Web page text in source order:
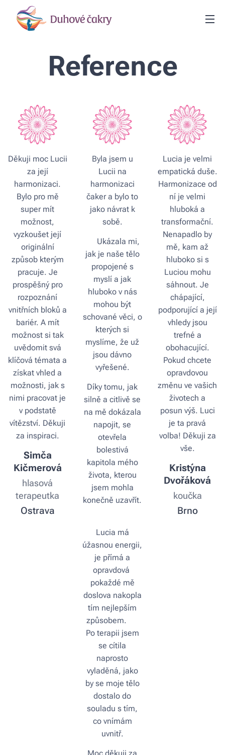
Reference
Děkuji moc Lucii
za její
harmonizaci.
Bylo pro mě
super mít
možnost,
vyzkoušet její
originální
způsob kterým
pracuje. Je
prospěšný pro
rozpoznání
vnitřních bloků a
bariér. A mít
možnost si tak
uvědomit svá
klíčová témata a
získat vhled a
možnosti, jak s
nimi pracovat je
v podstatě
vítězství. Děkuji
za inspiraci.
Simča
Kičmerová
hlasová
terapeutka
Ostrava
Byla jsem u
Lucii na
harmonizaci
čaker a bylo to
jako návrat k
sobě.
💫 Ukázala mi,
jak je naše tělo
propojené s
myslí a jak
hluboko v nás
mohou být
schované věci, o
kterých si
myslíme, že už
jsou dávno
vyřešené.
Díky tomu, jak
silně a citlivě se
na mě dokázala
napojit, se
otevřela
bolestivá
kapitola mého
života, kterou
jsem mohla
konečně uzavřít.
Lucia má
úžasnou energii,
je přímá a
opravdová
pokaždé mě
doslova nakopla
tím nejlepším
způsobem. 🚀
Po terapii jsem
se cítila
naprosto
vyladěná, jako
by se moje tělo
dostalo do
souladu s tím,
co vnímám
uvnitř.
Lucia je velmi
empatická duše.
Harmonizace od
ní je velmi
hluboká a
transformační.
Nenapadlo by
mě, kam až
hluboko si s
Luciou mohu
sáhnout. Je
chápající,
podporující a její
vhledy jsou
trefné a
obohacující.
Pokud chcete
opravdovou
změnu ve vašich
životech a
posun výš. Luci
je ta pravá
volba! Děkuji za
vše.
Kristýna
Dvořáková
koučka
Brno